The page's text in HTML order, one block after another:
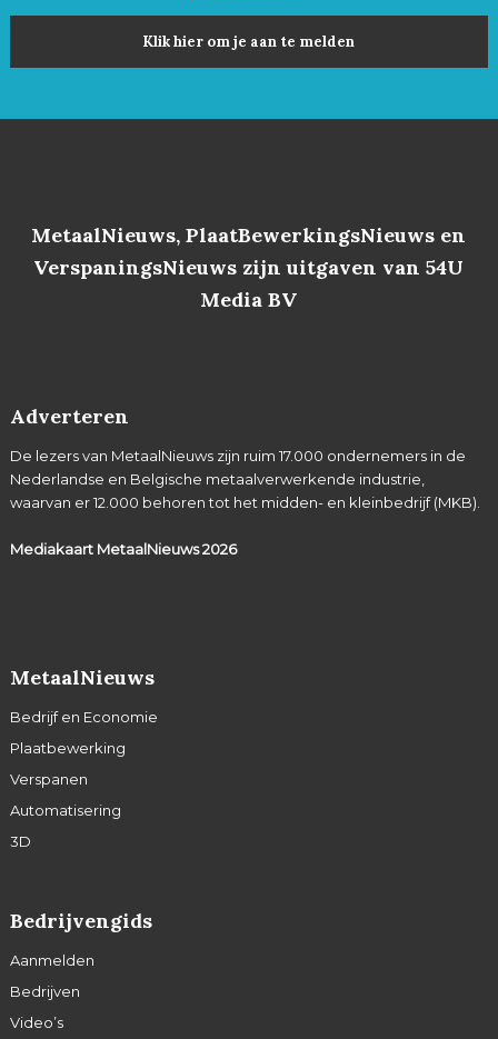
Klik hier om je aan te melden
MetaalNieuws, PlaatBewerkingsNieuws en
VerspaningsNieuws zijn uitgaven van 54U
Media BV
Adverteren
De lezers van MetaalNieuws zijn ruim 17.000 ondernemers in de
Nederlandse en Belgische metaalverwerkende industrie,
waarvan er 12.000 behoren tot het midden- en kleinbedrijf (MKB).
Mediakaart MetaalNieuws2026
MetaalNieuws
Bedrijf en Economie
Plaatbewerking
Verspanen
Automatisering
3D
Bedrijvengids
Aanmelden
Bedrijven
Video’s